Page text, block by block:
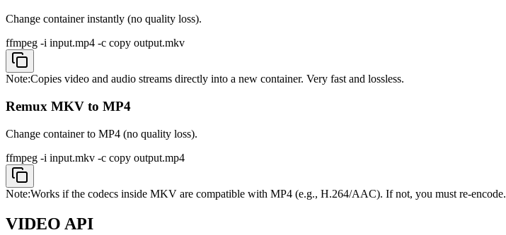
Change container instantly (no quality loss).
ffmpeg -i input.mp4 -c copy output.mkv
Note:Copies video and audio streams directly into a new container. Very fast and lossless.
Remux MKV to MP4
Change container to MP4 (no quality loss).
ffmpeg -i input.mkv -c copy output.mp4
Note:Works if the codecs inside MKV are compatible with MP4 (e.g., H.264/AAC). If not, you must re-encode.
VIDEO API